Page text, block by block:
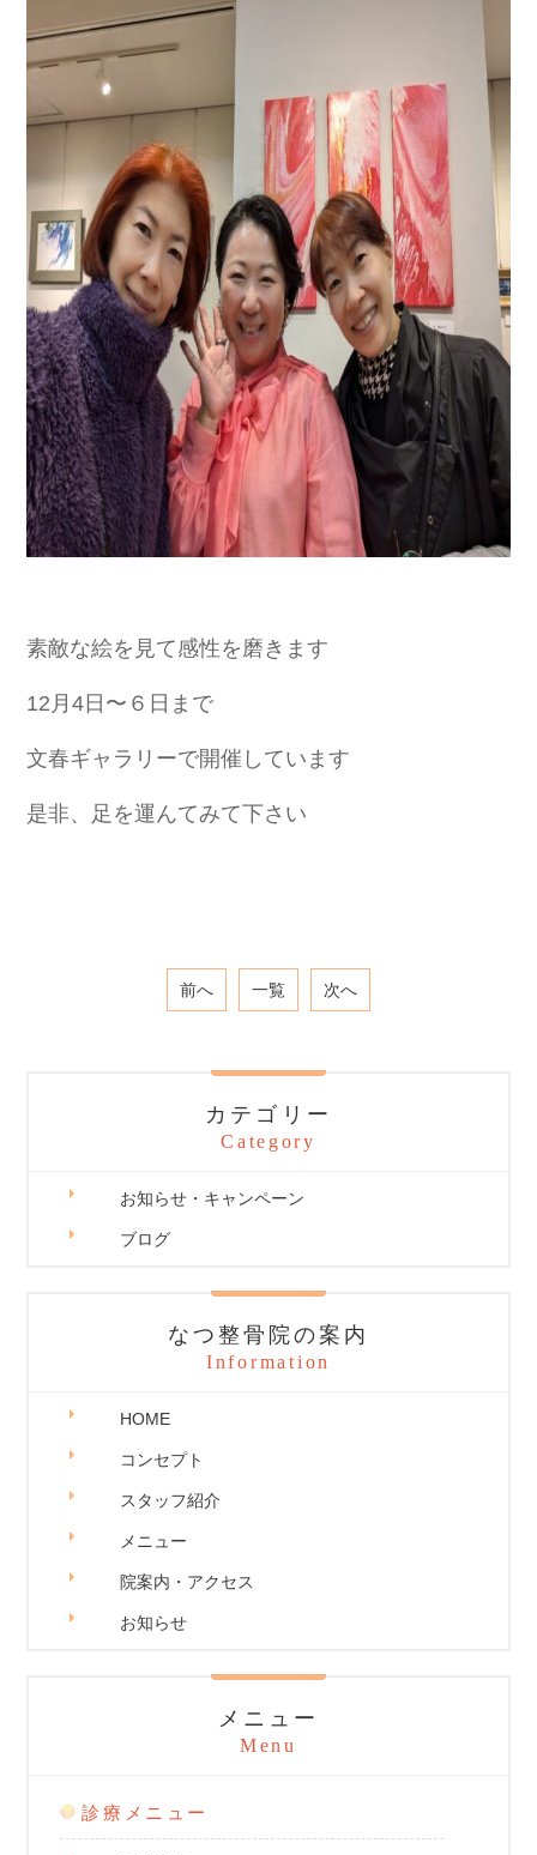
素敵な絵を見て感性を磨きます
12月4日〜６日まで
文春ギャラリーで開催しています
是非、足を運んてみて下さい
前へ 一覧 次へ
カテゴリー
Category
お知らせ・キャンペーン
ブログ
なつ整骨院の案内
Information
HOME
コンセプト
スタッフ紹介
メニュー
院案内・アクセス
お知らせ
メニュー
Menu
診療メニュー